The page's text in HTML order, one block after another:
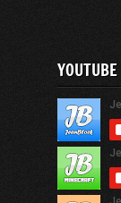
YOUTUBE